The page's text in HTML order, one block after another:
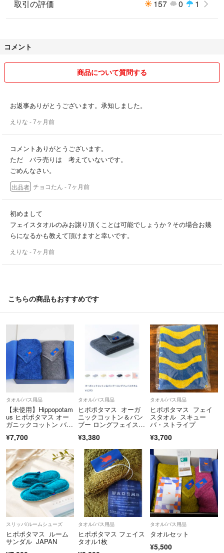
取引の評価 157 0 1
コメント
商品について質問する
お返事ありがとうございます。承知しました。
えりな - 7ヶ月前
コメントありがとうございます。
ただ バラ売りは 考えていないです。
ごめんなさい。
出品者 チョコたん - 7ヶ月前
初めまして
フェイスタオルのみお譲り頂くことは可能でしょうか？その場合お幾
らになるかも教えて頂けますと幸いです。
えりな - 7ヶ月前
こちらの商品もおすすめです
タオル/バス用品
【未使用】Hippopotam
us ヒポポタマス オー
ガニックコットン バン
タオル2枚セット 高級
¥7,700
タオル/バス用品
ヒポポタマス オーガ
ニックコットン＆バン
ブー ロングフェイスタ
¥3,380
タオル/バス用品
ヒポポタマス フェイ
スタオル スキュー
バ・ストライプ
¥3,700
スリッパ/ルームシューズ
ヒポポタマス ルーム
サンダル JAPAN
タオル/バス用品
ヒポポタマス フェイス
タオル1枚
タオル/バス用品
タオルセット
¥5,500